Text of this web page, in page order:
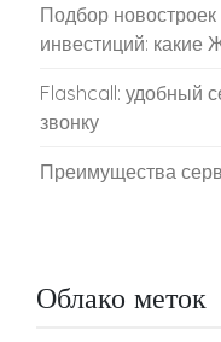
Подбор
инвестиций: какие
Flashcall: удобный
звонку
Преимущества
Облако меток